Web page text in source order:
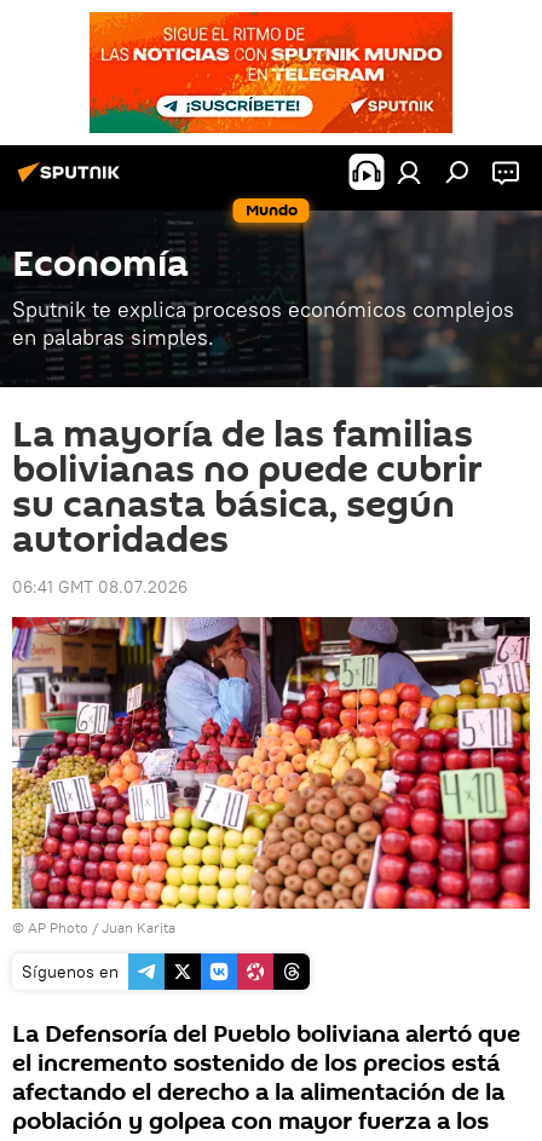
Mundo
Economía
Sputnik te explica procesos económicos complejos
en palabras simples.
La mayoría de las familias
bolivianas no puede cubrir
su canasta básica, según
autoridades
06:41 GMT 08.07.2026
© AP Photo / Juan Karita
Síguenos en
La Defensoría del Pueblo boliviana alertó que
el incremento sostenido de los precios está
afectando el derecho a la alimentación de la
población y golpea con mayor fuerza a los